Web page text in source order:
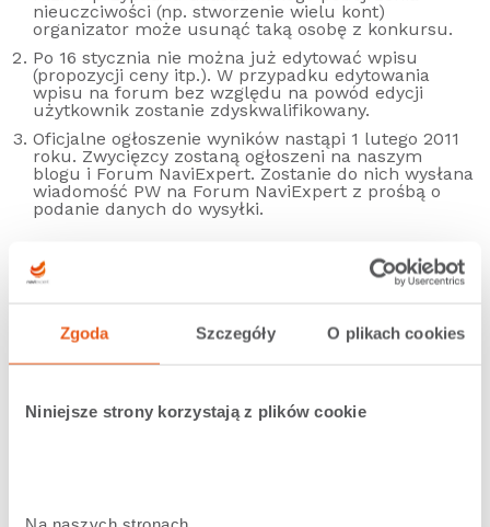
Zgoda Szczegóły O plikach cookies
Niniejsze strony korzystają z plików cookie
nieuczciwości (np. stworzenie wielu kont)
organizator może usunąć taką osobę z konkursu.
Po 16 stycznia nie można już edytować wpisu
(propozycji ceny itp.). W przypadku edytowania
wpisu na forum bez względu na powód edycji
użytkownik zostanie zdyskwalifikowany.
Oficjalne ogłoszenie wyników nastąpi 1 lutego 2011
roku. Zwycięzcy zostaną ogłoszeni na naszym
blogu i Forum NaviExpert. Zostanie do nich wysłana
wiadomość PW na Forum NaviExpert z prośbą o
podanie danych do wysyłki.
1